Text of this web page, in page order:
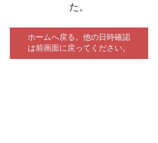
た。
ホームへ戻る。他の日時確認
は前画面に戻ってください。